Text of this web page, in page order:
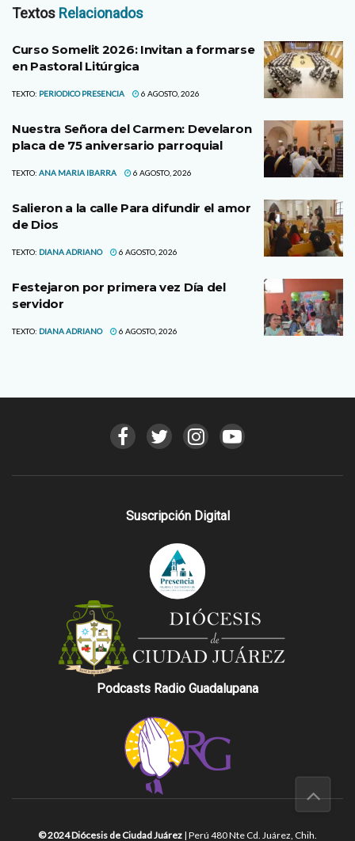
Textos Relacionados
Curso Somelit 2026: Invitan a formarse
en Pastoral Litúrgica
TEXTO: PERIODICO PRESENCIA 6 AGOSTO, 2026
Nuestra Señora del Carmen: Develaron
placa de 75 aniversario parroquial
TEXTO: ANA MARIA IBARRA 6 AGOSTO, 2026
Salieron a la calle Para difundir el amor
de Dios
TEXTO: DIANA ADRIANO 6 AGOSTO, 2026
Festejaron por primera vez Día del
servidor
TEXTO: DIANA ADRIANO 6 AGOSTO, 2026
Suscripción Digital
Podcasts Radio Guadalupana
© 2024 Diócesis de Ciudad Juárez | Perú 480 Nte Cd. Juárez, Chih.